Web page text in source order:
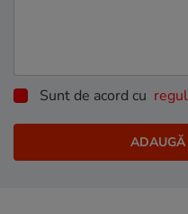
Sunt de acord cu